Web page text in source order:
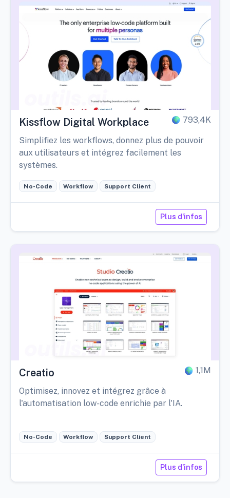
Kissflow Digital Workplace 793,4K
Simplifiez les workflows, donnez plus de pouvoir
aux utilisateurs et intégrez facilement les
systèmes.
No-Code Workflow Support Client
Plus d'infos
Creatio 1,1M
Optimisez, innovez et intégrez grâce à
l'automatisation low-code enrichie par l'IA.
No-Code Workflow Support Client
Plus d'infos